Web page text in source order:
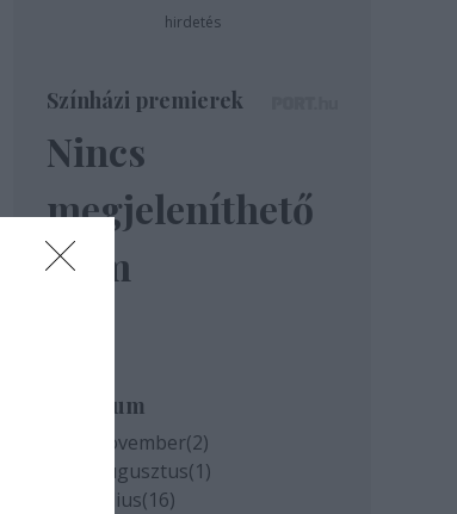
hirdetés
Színházi premierek
Nincs
megjeleníthető
elem
Archívum
2020 november(2)
2020 augusztus(1)
2020 július(16)